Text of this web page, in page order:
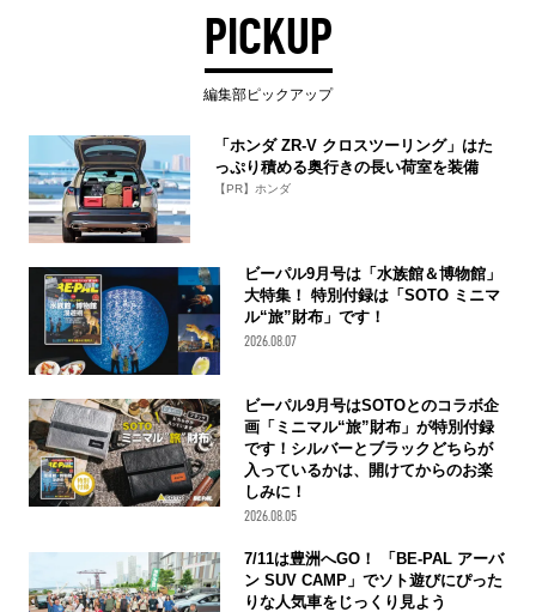
PICKUP
編集部ピックアップ
「ホンダ ZR-V クロスツーリング」はた
っぷり積める奥行きの長い荷室を装備
【PR】ホンダ
ビーパル9月号は「水族館＆博物館」
大特集！ 特別付録は「SOTO ミニマ
ル“旅”財布」です！
2026.08.07
ビーパル9月号はSOTOとのコラボ企
画「ミニマル“旅”財布」が特別付録
です！シルバーとブラックどちらが
入っているかは、開けてからのお楽
しみに！
2026.08.05
7/11は豊洲へGO！ 「BE-PAL アーバ
ン SUV CAMP」でソト遊びにぴった
りな人気車をじっくり見よう